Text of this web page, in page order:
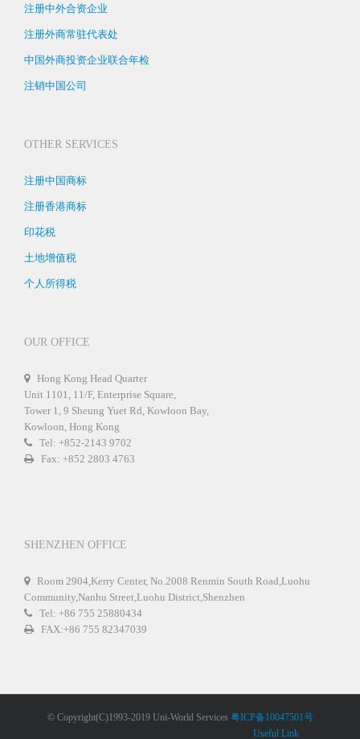
注册中外合资企业
注册外商常驻代表处
中国外商投资企业联合年检
注销中国公司
OTHER SERVICES
注册中国商标
注册香港商标
印花税
土地增值税
个人所得税
OUR OFFICE
Hong Kong Head Quarter
Unit 1101, 11/F, Enterprise Square,
Tower 1, 9 Sheung Yuet Rd, Kowloon Bay,
Kowloon, Hong Kong
Tel: +852-2143 9702
Fax: +852 2803 4763
SHENZHEN OFFICE
Room 2904,Kerry Center, No.2008 Renmin South Road,Luohu
Community,Nanhu Street,Luohu District,Shenzhen
Tel: +86 755 25880434
FAX:+86 755 82347039
© Copyright(C)1993-2019 Uni-World Services 粤ICP备10047501号
Useful Link